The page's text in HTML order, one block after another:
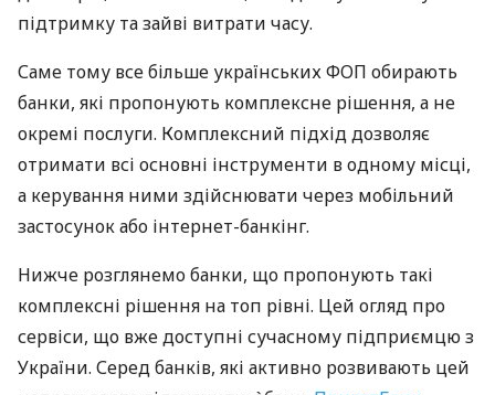
підтримку та зайві витрати часу.
Саме тому все більше українських ФОП обирають
банки, які пропонують комплексне рішення, а не
окремі послуги. Комплексний підхід дозволяє
отримати всі основні інструменти в одному місці,
а керування ними здійснювати через мобільний
застосунок або інтернет-банкінг.
Нижче розглянемо банки, що пропонують такі
комплексні рішення на топ рівні. Цей огляд про
сервіси, що вже доступні сучасному підприємцю з
України. Серед банків, які активно розвивають цей